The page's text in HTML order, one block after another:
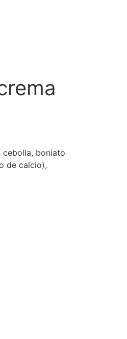
cebolla, boniato
de calcio),